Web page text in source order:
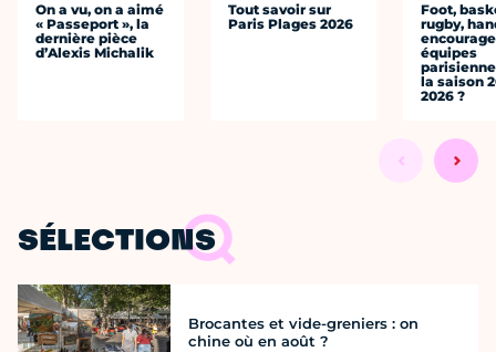
On a vu, on a aimé
« Passeport », la
dernière pièce
d’Alexis Michalik
Tout savoir sur
Paris Plages 2026
Foot,
rugby,
équipes
la saison
2026 ?
SÉLECTIONS
Brocantes et vide-greniers : on
chine où en août ?